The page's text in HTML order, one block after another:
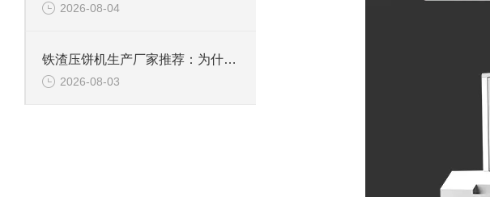
2026-08-04
铁渣压饼机生产厂家推荐：为什么恩派特成为众多企业的优选？
2026-08-03